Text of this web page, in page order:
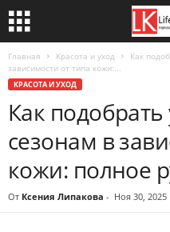
Главная Красота и уход
Как
зависимости от типа кожи:...
КРАСОТА И УХОД
Как
сезонам в
кожи: полное
От Ксения Липакова - Ноя 30, 2025